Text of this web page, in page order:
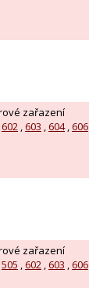
zařazení
602 , 603 , 604, 606
zařazení
505 , 602 , 603 , 606